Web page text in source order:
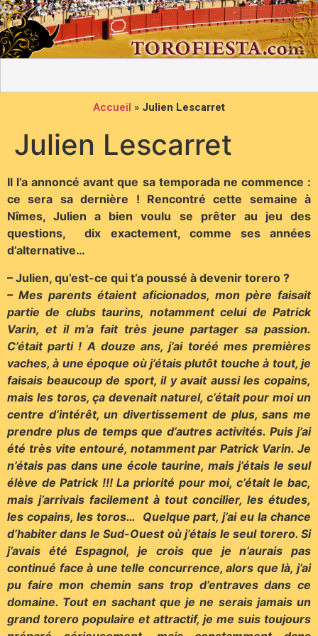
Accueil » Julien Lescarret
Julien Lescarret
Il l’a annoncé avant que sa temporada ne commence :
ce sera sa dernière ! Rencontré cette semaine à
Nîmes, Julien a bien voulu se prêter au jeu des
questions, dix exactement, comme ses années
d’alternative…
– Julien, qu’est-ce qui t’a poussé à devenir torero ?
– Mes parents étaient aficionados, mon père faisait
partie de clubs taurins, notamment celui de Patrick
Varin, et il m’a fait très jeune partager sa passion.
C’était parti ! A douze ans, j’ai toréé mes premières
vaches, à une époque où j’étais plutôt touche à tout, je
faisais beaucoup de sport, il y avait aussi les copains,
mais les toros, ça devenait naturel, c’était pour moi un
centre d’intérêt, un divertissement de plus, sans me
prendre plus de temps que d’autres activités. Puis j’ai
été très vite entouré, notamment par Patrick Varin. Je
n’étais pas dans une école taurine, mais j’étais le seul
élève de Patrick !!! La priorité pour moi, c’était le bac,
mais j’arrivais facilement à tout concilier, les études,
les copains, les toros… Quelque part, j’ai eu la chance
d’habiter dans le Sud-Ouest où j’étais le seul torero. Si
j’avais été Espagnol, je crois que je n’aurais pas
continué face à une telle concurrence, alors que là, j’ai
pu faire mon chemin sans trop d’entraves dans ce
domaine. Tout en sachant que je ne serais jamais un
grand torero populaire et attractif, je me suis toujours